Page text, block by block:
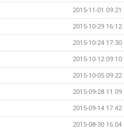
2015-11-01 09:21
2015-10-29 16:12
2015-10-24 17:30
2015-10-12 09:10
2015-10-05 09:22
2015-09-28 11:09
2015-09-14 17:42
2015-08-30 16:04